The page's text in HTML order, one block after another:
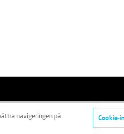
navigeringen på
Cookie-